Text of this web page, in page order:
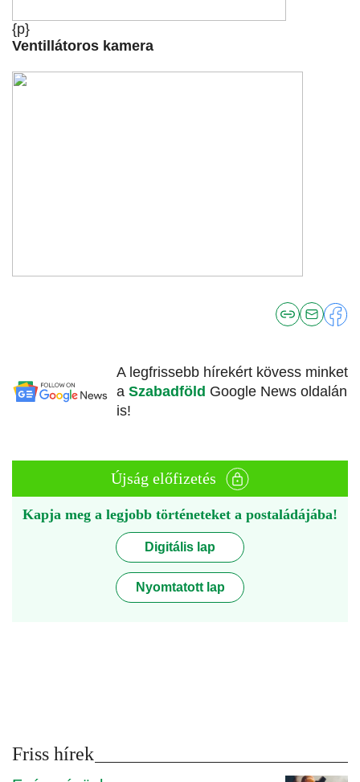
{p}
Ventillátoros kamera
A legfrissebb hírekért kövess minket
a Szabadföld Google News oldalán
is!
Újság előfizetés
Kapja meg a legjobb történeteket a postaládájába!
Digitális lap
Nyomtatott lap
Friss hírek